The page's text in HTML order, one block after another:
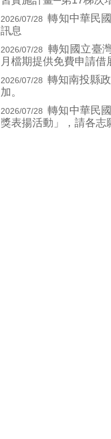
2026/07/28轉知中華民
訊息
2026/07/28 轉知國立臺
月檔期提供免費申請借
2026/07/28 轉知南投縣
加。
2026/07/28轉知中華民
獎表揚活動」，請各